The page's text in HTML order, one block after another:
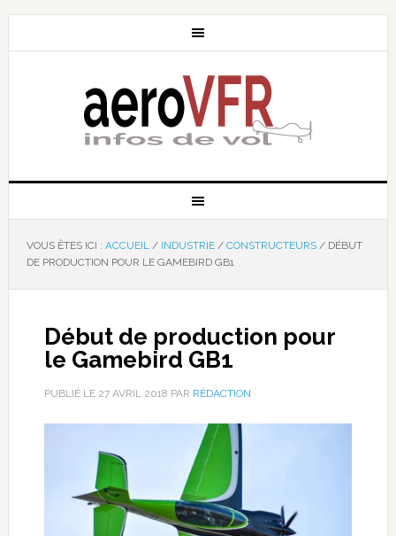
VOUS ÊTES ICI : ACCUEIL / INDUSTRIE / CONSTRUCTEURS /DÉBUT
DE PRODUCTION POUR LE GAMEBIRD GB1
Début de production pour
le Gamebird GB1
PUBLIÉ LE 27 AVRIL 2018 PAR RÉDACTION